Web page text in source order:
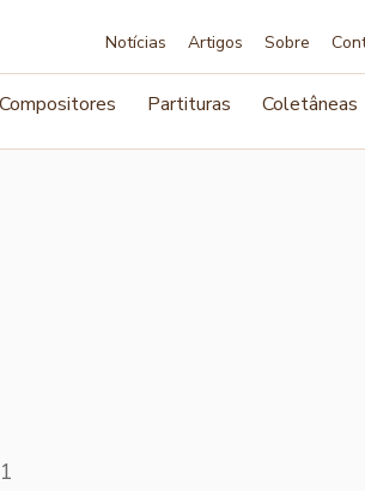
Notícias Artigos Sobre
Compositores Partituras Coletâneas